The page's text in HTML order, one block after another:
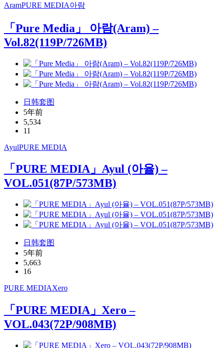
AramPURE MEDIA아람
「Pure Media」 아람(Aram) –
Vol.82(119P/726MB)
日韩套图
5年前
5,534
11
AyulPURE MEDIA
「PURE MEDIA」Ayul (아율) –
VOL.051(87P/573MB)
日韩套图
5年前
5,663
16
PURE MEDIAXero
「PURE MEDIA」Xero –
VOL.043(72P/908MB)